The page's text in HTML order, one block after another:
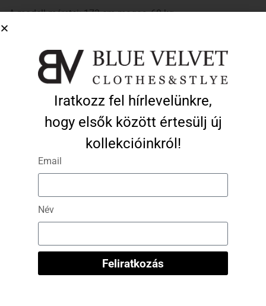
A modell méretei: 173 cm magas, 60 kg
Ezek a termékek is tetszhetnek…
-30%
Kosárba
“Shape Code” szoknya –
“Burnt Olive”
Iratkozz fel hírlevelünkre,
hogy elsők között értesülj új
kollekcióinkról!
Email
Név
Feliratkozás